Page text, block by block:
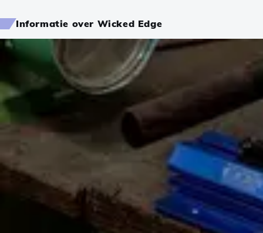
Informatie over Wicked Edge